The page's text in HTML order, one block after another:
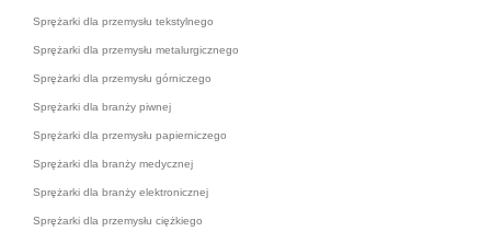
Sprężarki dla przemysłu tekstylnego
Sprężarki dla przemysłu metalurgicznego
Sprężarki dla przemysłu górniczego
Sprężarki dla branży piwnej
Sprężarki dla przemysłu papierniczego
Sprężarki dla branży medycznej
Sprężarki dla branży elektronicznej
Sprężarki dla przemysłu ciężkiego